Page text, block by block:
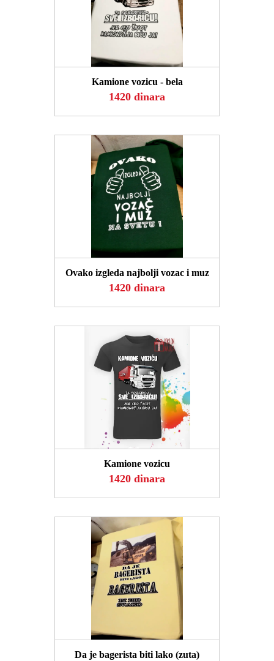
Kamione vozicu - bela
1420 dinara
Ovako izgleda najbolji vozac i muz
1420 dinara
POGLEDAJ
Kamione vozicu
1420 dinara
Da je bagerista biti lako (zuta)